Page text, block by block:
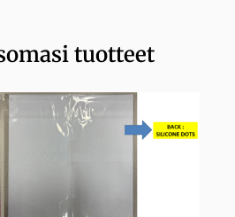
tuotteet